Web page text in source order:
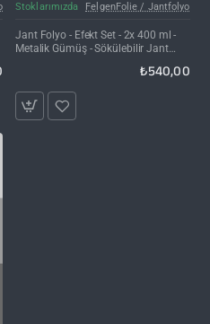
Stoklarımızda FelgenFolie / Jantfolyo
Jant Folyo - Efekt Set - 2x 400 ml -
Metalik Gümüş - Sökülebilir Jant
₺540,00